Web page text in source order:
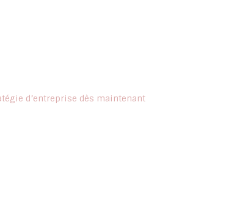
d’entreprise dès maintenant